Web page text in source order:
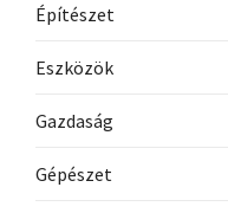
Építészet
Eszközök
Gazdaság
Gépészet